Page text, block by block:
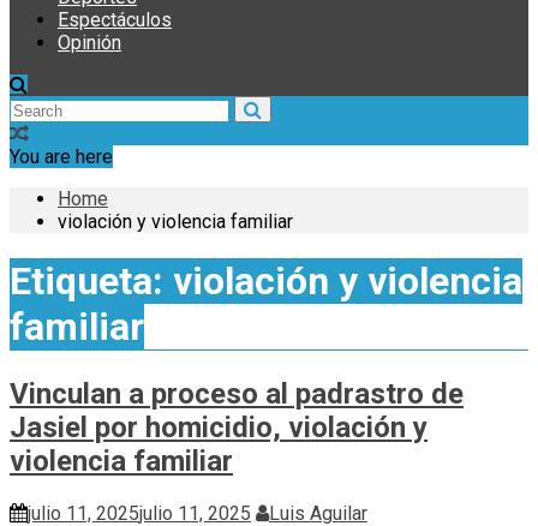
Espectáculos
Opinión
You are here
Home
violación y violencia familiar
Etiqueta: violación y violencia
familiar
Vinculan a proceso al padrastro de
Jasiel por homicidio, violación y
violencia familiar
julio 11, 2025julio 11, 2025 Luis Aguilar